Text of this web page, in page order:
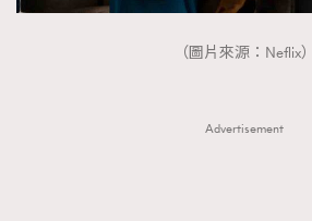
（圖片來源：Neflix）
Advertisement